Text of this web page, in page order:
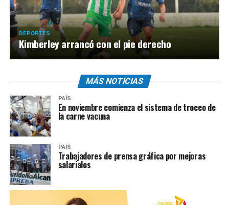
DEPORTES
Kimberley arrancó con el pie derecho
MÁS NOTICIAS
PAÍS
En noviembre comienza el sistema de troceo de
la carne vacuna
PAÍS
Trabajadores de prensa gráfica por mejoras
salariales